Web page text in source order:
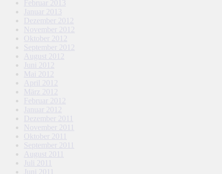
Februar 2013
Januar 2013
Dezember 2012
November 2012
Oktober 2012
September 2012
August 2012
Juni 2012
Mai 2012
April 2012
März 2012
Februar 2012
Januar 2012
Dezember 2011
November 2011
Oktober 2011
September 2011
August 2011
Juli 2011
Juni 2011